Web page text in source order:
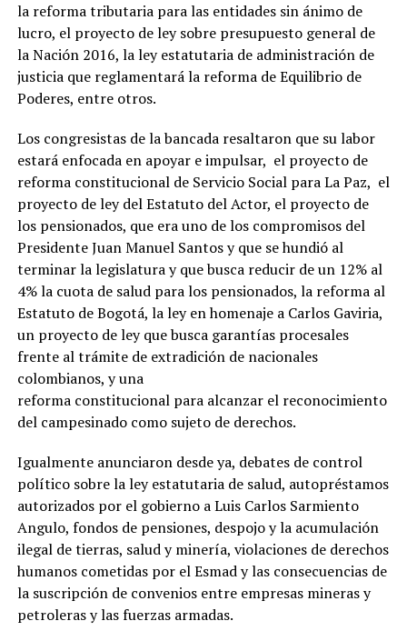
la reforma tributaria para las entidades sin ánimo de
lucro, el proyecto de ley sobre presupuesto general de
la Nación 2016, la ley estatutaria de administración de
justicia que reglamentará la reforma de Equilibrio de
Poderes, entre otros.
Los congresistas de la bancada resaltaron que su labor
estará enfocada en apoyar e impulsar, el proyecto de
reforma constitucional de Servicio Social para La Paz, el
proyecto de ley del Estatuto del Actor, el proyecto de
los pensionados, que era uno de los compromisos del
Presidente Juan Manuel Santos y que se hundió al
terminar la legislatura y que busca reducir de un 12% al
4% la cuota de salud para los pensionados, la reforma al
Estatuto de Bogotá, la ley en homenaje a Carlos Gaviria,
un proyecto de ley que busca garantías procesales
frente al trámite de extradición de nacionales
colombianos, y una
reforma constitucional para alcanzar el reconocimiento
del campesinado como sujeto de derechos.
Igualmente anunciaron desde ya, debates de control
político sobre la ley estatutaria de salud, autopréstamos
autorizados por el gobierno a Luis Carlos Sarmiento
Angulo, fondos de pensiones, despojo y la acumulación
ilegal de tierras, salud y minería, violaciones de derechos
humanos cometidas por el Esmad y las consecuencias de
la suscripción de convenios entre empresas mineras y
petroleras y las fuerzas armadas.